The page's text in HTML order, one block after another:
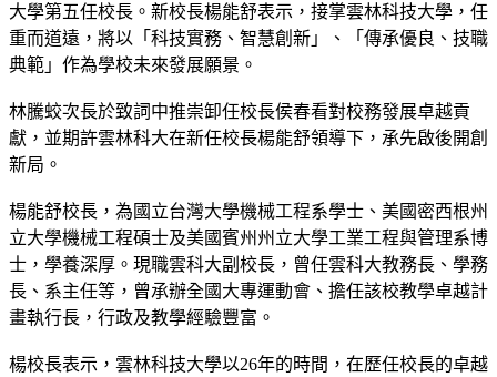
大學第五任校長。新校長楊能舒表示，接掌雲林科技大學，任
重而道遠，將以「科技實務、智慧創新」、「傳承優良、技職
典範」作為學校未來發展願景。
林騰蛟次長於致詞中推崇卸任校長侯春看對校務發展卓越貢
獻，並期許雲林科大在新任校長楊能舒領導下，承先啟後開創
新局。
楊能舒校長，為國立台灣大學機械工程系學士、美國密西根州
立大學機械工程碩士及美國賓州州立大學工業工程與管理系博
士，學養深厚。現職雲科大副校長，曾任雲科大教務長、學務
長、系主任等，曾承辦全國大專運動會、擔任該校教學卓越計
畫執行長，行政及教學經驗豐富。
楊校長表示，雲林科技大學以26年的時間，在歷任校長的卓越